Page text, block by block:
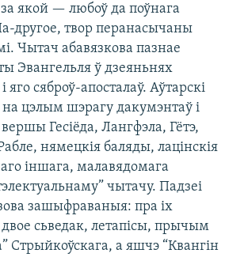
за якой — любоў да поўнага
другое, твор перанасычаны
Чытач абавязкова пазнае
Эвангельля ў дзеяньнях
сяброў-апосталаў. Аўтарскі
цэлым шэрагу дакумэнтаў і
Гесіёда, Лангфэла, Гётэ,
нямецкія баляды, лацінскія
іншага, малавядомага
чытачу. Падзеі
зашыфраваныя: пра іх
двое сьведак, летапісы, прычым
Стрыйкоўскага, а яшчэ “Квангін